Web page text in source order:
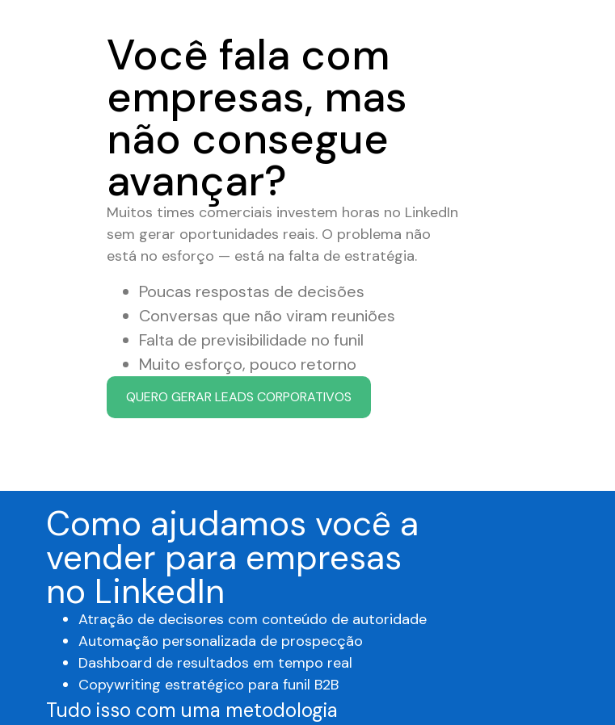
Você fala com
empresas, mas
não consegue
avançar?
Muitos times comerciais investem horas no LinkedIn
sem gerar oportunidades reais. O problema não
está no esforço — está na falta de estratégia.
Poucas respostas de decisões
Conversas que não viram reuniões
Falta de previsibilidade no funil
Muito esforço, pouco retorno
QUERO GERAR LEADS CORPORATIVOS
Como ajudamos você a
vender para empresas
no LinkedIn
Atração de decisores com conteúdo de autoridade
Automação personalizada de prospecção
Dashboard de resultados em tempo real
Copywriting estratégico para funil B2B
Tudo isso com uma metodologia